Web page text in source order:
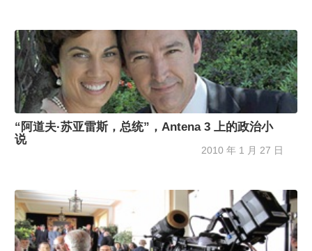
“阿道夫·苏亚雷斯，总统”，Antena 3 上的政治小
说
2010 年 1 月 27 日